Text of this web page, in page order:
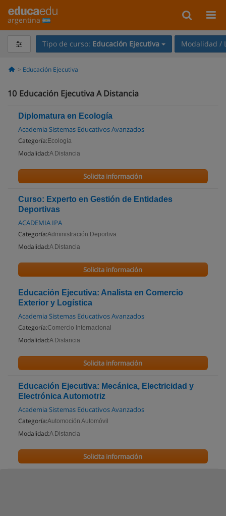
argentina
Tipo de curso: Educación Ejecutiva Modalidad /
Educación Ejecutiva
10 Educación Ejecutiva A Distancia
Diplomatura en Ecología
Academia Sistemas Educativos Avanzados
Categoría: Ecología
Modalidad:A Distancia
Solicita información
Curso: Experto en Gestión de Entidades
Deportivas
ACADEMIA IPA
Categoría:Administración Deportiva
Modalidad:A Distancia
Solicita información
Educación Ejecutiva: Analista en Comercio
Exterior y Logística
Academia Sistemas Educativos Avanzados
Categoría:Comercio Internacional
Modalidad:A Distancia
Solicita información
Educación Ejecutiva: Mecánica, Electricidad y
Electrónica Automotriz
Academia Sistemas Educativos Avanzados
Categoría:Automoción Automóvil
Modalidad:A Distancia
Solicita información